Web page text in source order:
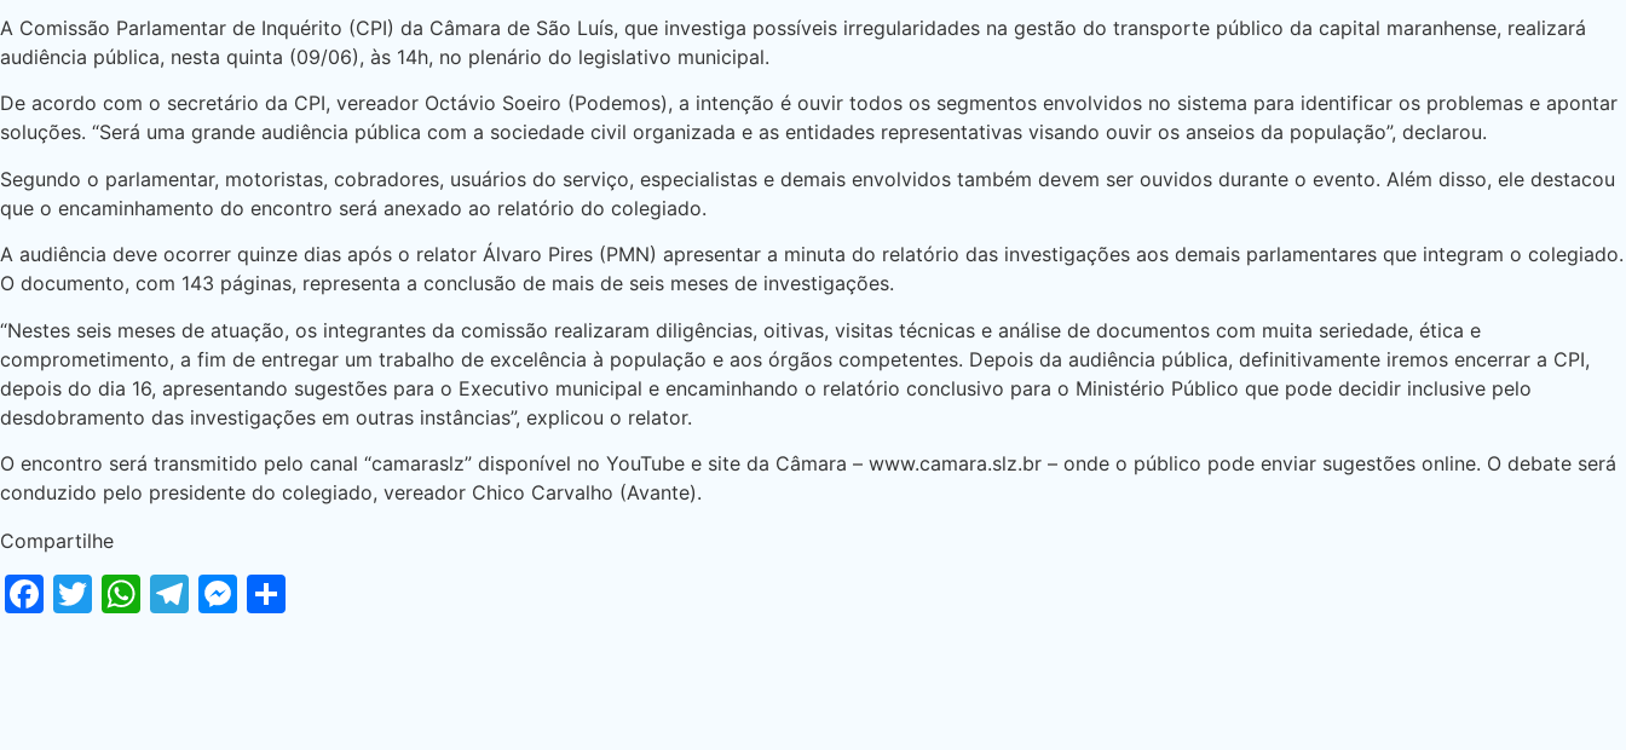
A Comissão Parlamentar de Inquérito (CPI) da Câmara de São Luís, que investiga possíveis irregularidades na gestão do transporte público da capital maranhense, realizará
audiência pública, nesta quinta (09/06), às 14h, no plenário do legislativo municipal.
De acordo com o secretário da CPI, vereador Octávio Soeiro (Podemos), a intenção é ouvir todos os segmentos envolvidos no sistema para identificar os problemas e apontar
soluções. “Será uma grande audiência pública com a sociedade civil organizada e as entidades representativas visando ouvir os anseios da população”, declarou.
Segundo o parlamentar, motoristas, cobradores, usuários do serviço, especialistas e demais envolvidos também devem ser ouvidos durante o evento. Além disso, ele destacou
que o encaminhamento do encontro será anexado ao relatório do colegiado.
A audiência deve ocorrer quinze dias após o relator Álvaro Pires (PMN) apresentar a minuta do relatório das investigações aos demais parlamentares que integram o colegiado.
O documento, com 143 páginas, representa a conclusão de mais de seis meses de investigações.
“Nestes seis meses de atuação, os integrantes da comissão realizaram diligências, oitivas, visitas técnicas e análise de documentos com muita seriedade, ética e
comprometimento, a fim de entregar um trabalho de excelência à população e aos órgãos competentes. Depois da audiência pública, definitivamente iremos encerrar a CPI,
depois do dia 16, apresentando sugestões para o Executivo municipal e encaminhando o relatório conclusivo para o Ministério Público que pode decidir inclusive pelo
desdobramento das investigações em outras instâncias”, explicou o relator.
O encontro será transmitido pelo canal “camaraslz” disponível no YouTube e site da Câmara – www.camara.slz.br – onde o público pode enviar sugestões online. O debate será
conduzido pelo presidente do colegiado, vereador Chico Carvalho (Avante).
Compartilhe
Facebook
Twitter
WhatsApp
Telegram
Messenger